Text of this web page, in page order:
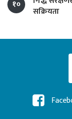
१०
सक्रियता